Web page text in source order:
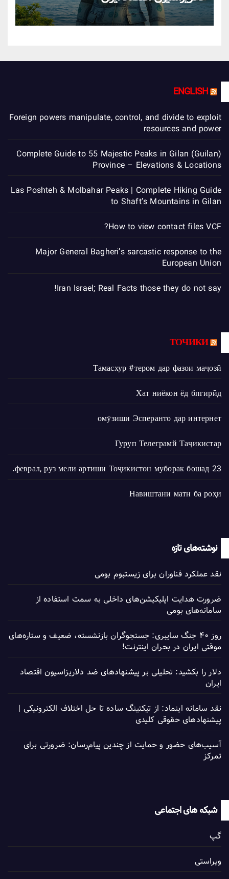
ENGLISH
Foreign powers manipulate, control, and divide to exploit
resources and power
Complete Guide to 55 Majestic Peaks in Gilan (Guilan)
Province – Elevations & Locations
Las Poshteh & Molbahar Peaks | Complete Hiking Guide
to Shaft’s Mountains in Gilan
How to view contact files VCF?
Major General Bagheri’s sarcastic response to the
European Union
Iran Israel; Real Facts those they do not say!
ТОЧИКИ
Тамасхур #тером дар фазои маҷозӣ
Хат ниёкон ёд бпгирӣд
омӯзиши Эсперанто дар интернет
Гуруп Телеграмй Таҷикистар
23 феврал, руз мели артиши Тоҷикистон муборак бошад.
Навиштани матн ба роҳи
نوشته‌های تازه
نقد عملکرد فناوران برای زیستبوم بومی
ضرورت هدایت اپلیکیشن‌های داخلی به سمت استفاده از
سامانه‌های بومی
روز ۴۰ جنگ سایبری: جستجوگران بازنشسته، ضعیف و ستاره‌های
موقتی ایران در بحران اینترنت!
دلار را بکشید: تحلیلی بر پیشنهادهای ضد دلاریزاسیون اقتصاد
ایران
نقد سامانه اینماد: از تیکتینگ ساده تا حل اختلاف الکترونیکی |
پیشنهادهای حقوقی کلیدی
آسیب‌های حضور و حمایت از چندین پیام‌رسان: ضرورتی برای
تمرکز
شبکه های اجتماعی
گپ
ویراستی